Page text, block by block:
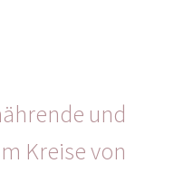
und
Kreise von